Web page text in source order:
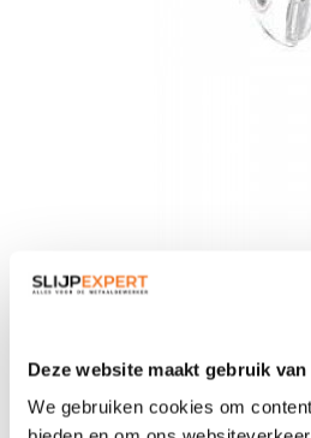
Deze website maakt gebruik
We gebruiken cookies om